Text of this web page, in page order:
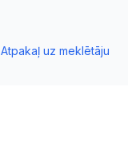
Atpakaļ uz meklētāju